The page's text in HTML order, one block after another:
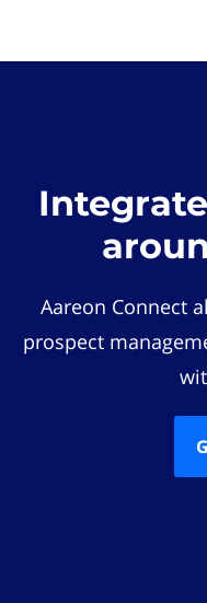
Aareon Connect
prospect